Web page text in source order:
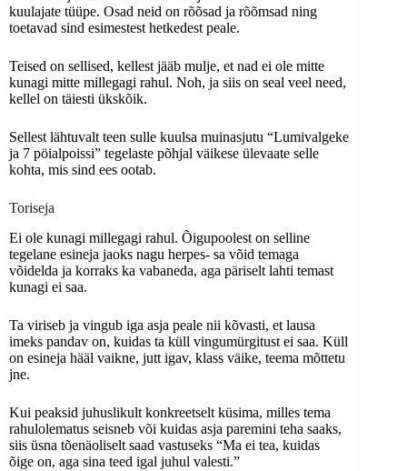
kuulajate tüüpe. Osad neid on rõõsad ja rõõmsad ning
toetavad sind esimestest hetkedest peale.
Teised on sellised, kellest jääb mulje, et nad ei ole mitte
kunagi mitte millegagi rahul. Noh, ja siis on seal veel need,
kellel on täiesti ükskõik.
Sellest lähtuvalt teen sulle kuulsa muinasjutu “Lumivalgeke
ja 7 pöialpoissi” tegelaste põhjal väikese ülevaate selle
kohta, mis sind ees ootab.
Toriseja
Ei ole kunagi millegagi rahul. Õigupoolest on selline
tegelane esineja jaoks nagu herpes- sa võid temaga
võidelda ja korraks ka vabaneda, aga päriselt lahti temast
kunagi ei saa.
Ta viriseb ja vingub iga asja peale nii kõvasti, et lausa
imeks pandav on, kuidas ta küll vingumürgitust ei saa. Küll
on esineja hääl vaikne, jutt igav, klass väike, teema mõttetu
jne.
Kui peaksid juhuslikult konkreetselt küsima, milles tema
rahulolematus seisneb või kuidas asja paremini teha saaks,
siis üsna tõenäoliselt saad vastuseks “Ma ei tea, kuidas
õige on, aga sina teed igal juhul valesti.”